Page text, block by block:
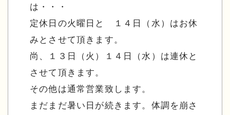
は・・・
定休日の火曜日と １４日（水）はお休
みとさせて頂きます。
尚、１３日（火）１４日（水）は連休と
させて頂きます。
その他は通常営業致します。
まだまだ暑い日が続きます。体調を崩さ